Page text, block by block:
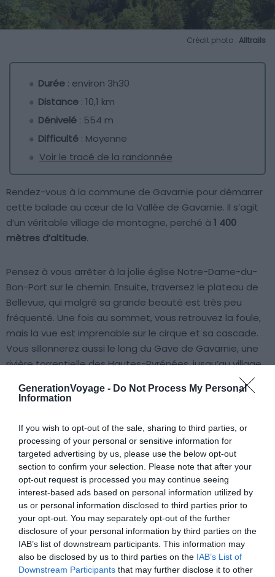
GenerationVoyage - Do Not Process My Personal
Information
If you wish to opt-out of the sale, sharing to third parties, or
processing of your personal or sensitive information for
targeted advertising by us, please use the below opt-out
section to confirm your selection. Please note that after your
opt-out request is processed you may continue seeing
interest-based ads based on personal information utilized by
us or personal information disclosed to third parties prior to
your opt-out. You may separately opt-out of the further
disclosure of your personal information by third parties on the
IAB’s list of downstream participants. This information may
also be disclosed by us to third parties on the IAB’s List of
Downstream Participants that may further disclose it to other
Crédit photo : Alltrails
Durée : environ 3h30
Distance : 10,1 km
Dénivelé : 554 m
Difficulté : Moyenne
Voir le tracé de la randonnée
Rendez-vous à la commune de Gavarnie pour démarrer
cette balade au cœur de la Vallée de Gavarnie. Il s’agit
d’un véritable village de montagne, perché à 1 400
mètres d’altitude.
Pensez à vous arrêter à la jolie église Notre-Dame-du-
Bon-Port sur le chemin. Ensuite, traversez le plateau de
Bellevue, qui malgré sa grande beauté est très peu
fréquenté. Une fois au sommet, vous retrouvez la foule,
mais la vue est imprenable sur le cirque et sa cascade.
Vous sillonnerez aussi le long du Gave de Gavarnie, une
rivière torrentielle des Hautes-Pyrénées, jusqu’au village.
Ce sentier reste une très belle alternative pour les
randonnée à Gavarnie.
À lire aussi sur le guide Occitanie :
Airbnb Gavarnie : les meilleures locations Airbnb près
du Cirque de Gavarnie
11 randonnées en raquettes à faire dans les Pyrénées
Visiter l'Occitanie : 10 incontournables à faire et voir